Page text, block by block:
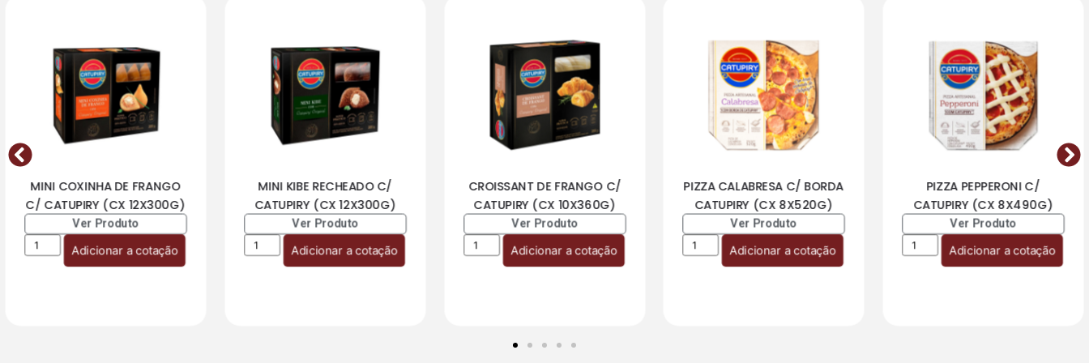
MINI COXINHA DE FRANGO
C/ CATUPIRY (CX 12X300G)
Ver Produto
Adicionar a cotação
MINI KIBE RECHEADO C/
CATUPIRY (CX 12X300G)
Ver Produto
Adicionar a cotação
CROISSANT DE FRANGO C/
CATUPIRY (CX 10X360G)
Ver Produto
Adicionar a cotação
PIZZA CALABRESA C/ BORDA
CATUPIRY (CX 8X520G)
Ver Produto
Adicionar a cotação
PIZZA PEPPERONI C/
CATUPIRY (CX 8X490G)
Ver Produto
Adicionar a cotação